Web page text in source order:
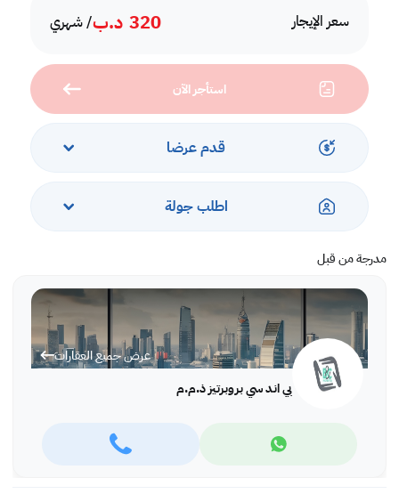
سعر الإيجار 320 د.ب/ شهري
استأجر الآن
قدم عرضا
اطلب جولة
مدرجة من قبل
عرض جميع العقارات
بي اند سي بروبرتيز ذ.م.م